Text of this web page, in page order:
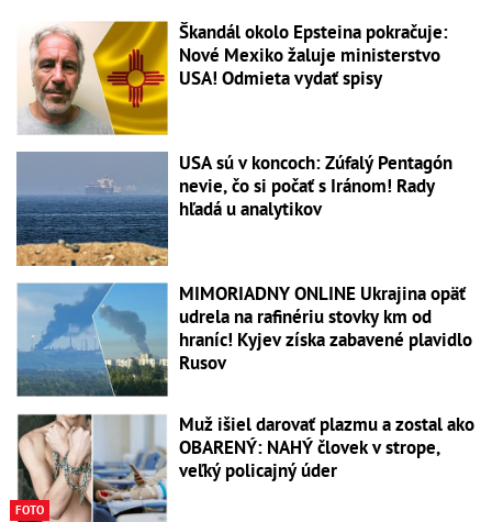
Škandál okolo Epsteina pokračuje:
Nové Mexiko žaluje ministerstvo
USA! Odmieta vydať spisy
USA sú v koncoch: Zúfalý Pentagón
nevie, čo si počať s Iránom! Rady
hľadá u analytikov
MIMORIADNY ONLINE Ukrajina opäť
udrela na rafinériu stovky km od
hraníc! Kyjev získa zabavené plavidlo
Rusov
FOTO
Muž išiel darovať plazmu a zostal ako
OBARENÝ: NAHÝ človek v strope,
veľký policajný úder